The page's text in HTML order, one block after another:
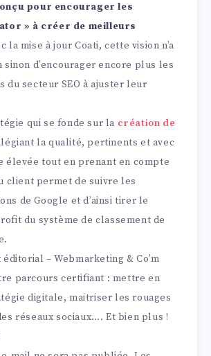
pour encourager les
» à créer de meilleurs
la mise à jour Coati, cette vision n’a
sinon d’encourager encore plus les
du secteur SEO à ajuster leur
qui se fonde sur la création de
la qualité, pertinents et avec
élevée tout en prenant en compte
client permet de suivre les
de Google et d’ainsi tirer le
du système de classement de
– Webmarketing & Co’m
parcours certifiant : mettre en
digitale, maitriser les rouages
réseaux sociaux…. Et bien plus !